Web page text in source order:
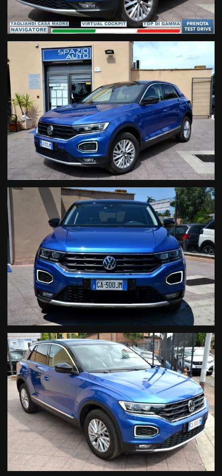
rilevamento stanchezza conducenteAudio & Comunicazione:-
Radio CD Mp3 Dab con display integrato touch screen-
Navigatore satellitare cartografico 3D- Sistema AppleCarPlay-
Sistema Android&Auto- Vivavoce Bluetooth- Streaming audio
Bluetooth- USB & ingresso sd card- Computer di bordo- Comandi
vocaliComfort:- Climatizzatore automatico Bi Zona- Sedili
regolabili in altezza- Volante regolabile- Volante multifunzione-
Regolazione lombare sedile guidatore- Cruise control adattivo-
Bracciolo anteriore con portaoggetti integrato- Vetri privacy-
Interni sportivi in misto pelleLa vettura in oggetto COMPRENDE
nel prezzo di vendita una GARANZIA di 12 MESI, con
chilometraggio illimitato sulle seguenti
componentistiche:MotoreCambio
Manuale/AutomaticoTurbocompressoreCircuito di
AlimentazioneCircuito ElettricoCircuito di
RaffreddamentoCompressore Aria CondizionataCircuito
FrenanteOrgani di GuidaManodoperaLe informazioni qui
contenute non costituiscono base contrattuale, sono puramente
quantità di annunci e dettagli inseriti, invitiamo la clientela
interessata all'acquisto a verificare la correttezza dei dati e degli
optional inseriti direttamente con il personale vendite.